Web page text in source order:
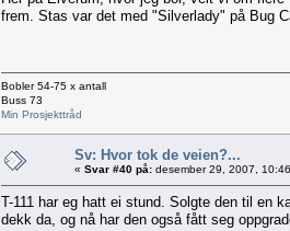
frem. Stas var det med "Silverlady" på Bug
Bobler 54-75 x antall
Buss 73
Min Prosjekttråd
Sv: Hvor tok de veien?...
« Svar #40 på: desember 29, 2007,
T-111 har eg hatt ei stund. Solgte den til en
dekk da, og nå har den også fått seg